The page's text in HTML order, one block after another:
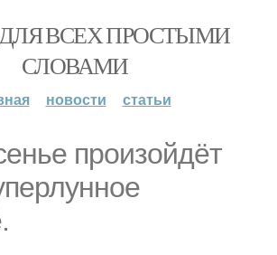
ВСЕХ ПРОСТЫМИ
СЛОВАМИ
новости статьи
произойдёт